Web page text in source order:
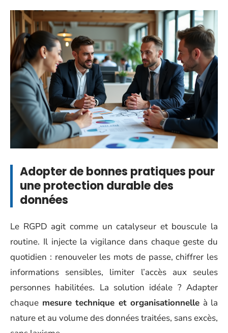
Adopter de bonnes pratiques pour
une protection durable des
données
Le RGPD agit comme un catalyseur et bouscule la
routine. Il injecte la vigilance dans chaque geste du
quotidien : renouveler les mots de passe, chiffrer les
informations sensibles, limiter l’accès aux seules
personnes habilitées. La solution idéale ? Adapter
chaque mesure technique et organisationnelle à la
nature et au volume des données traitées, sans excès,